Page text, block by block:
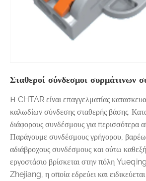
Σταθεροί σύνδεσμοι συρμάτινων
Η CHTAR είναι επαγγελματίας
καλωδίων σύνδεσης σταθερής βάσης.
διάφορους συνδέσμους για περισσότερα
Παράγουμε συνδέσμους γρήγορου,
αδιάβροχους συνδέσμους και ούτω
εργοστάσιο βρίσκεται στην πόλη
Zhejiang, η οποία εδρεύει και